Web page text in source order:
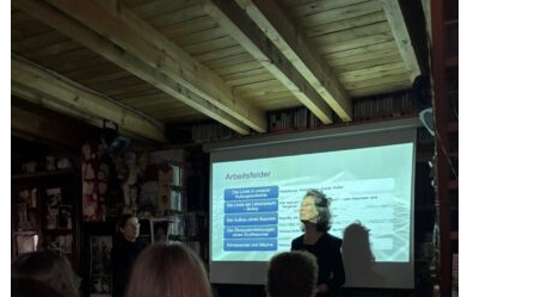
ARTISTS
PARTNERS
ANGEBOTE